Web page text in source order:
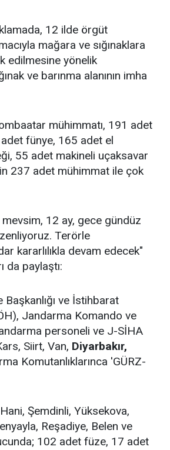
12 ilde örgüt
mağara ve sığınaklara
edilmesine yönelik
ve barınma alanının imha
mühimmatı, 191 adet
fünye, 165 adet el
55 adet makineli uçaksavar
237 adet mühimmat ile çok
12 ay, gece gündüz
Terörle
kararlılıkla devam edecek"
da paylaştı:
ve İstihbarat
Jandarma Komando ve
personeli ve J-SİHA
Siirt, Van, Diyarbakır,
Komutanlıklarınca 'GÜRZ-
Şemdinli, Yüksekova,
Reşadiye, Belen ve
102 adet füze, 17 adet